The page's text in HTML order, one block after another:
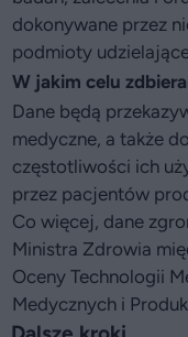
dokonywane przez
podmioty
W jakim celu
Dane będą
medyczne, a także
częstotliwości ich
przez pacjentów
Co więcej, dane
Ministra Zdrowia
Oceny Technologii
Medycznych i